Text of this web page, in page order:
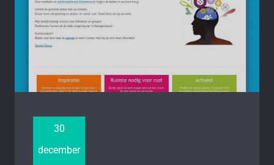
30
december